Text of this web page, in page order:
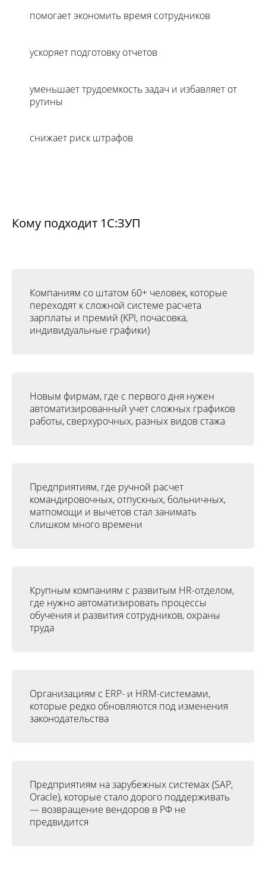
помогает экономить время сотрудников
ускоряет подготовку отчетов
уменьшает трудоемкость задач и избавляет от
рутины
снижает риск штрафов
Кому подходит 1С:ЗУП
Компаниям со штатом 60+ человек, которые
переходят к сложной системе расчета
зарплаты и премий (KPI, почасовка,
индивидуальные графики)
Новым фирмам, где с первого дня нужен
автоматизированный учет сложных графиков
работы, сверхурочных, разных видов стажа
Предприятиям, где ручной расчет
командировочных, отпускных, больничных,
матпомощи и вычетов стал занимать
слишком много времени
Крупным компаниям с развитым HR-отделом,
где нужно автоматизировать процессы
обучения и развития сотрудников, охраны
труда
Организациям с ERP- и HRM-системами,
которые редко обновляются под изменения
законодательства
Предприятиям на зарубежных системах (SAP,
Oracle), которые стало дорого поддерживать
— возвращение вендоров в РФ не
предвидится